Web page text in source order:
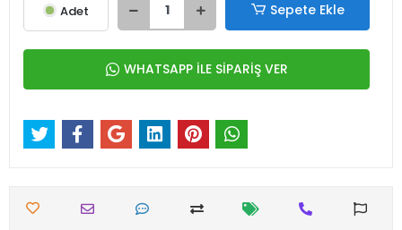
Adet Sepete Ekle
WHATSAPP İLE SİPARİŞ VER